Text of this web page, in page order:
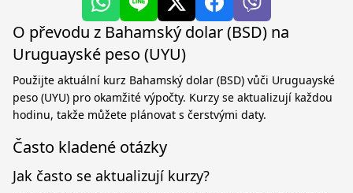
O převodu z Bahamský dolar (BSD) na
Uruguayské peso (UYU)
Použijte aktuální kurz Bahamský dolar (BSD) vůči Uruguayské
peso (UYU) pro okamžité výpočty. Kurzy se aktualizují každou
hodinu, takže můžete plánovat s čerstvými daty.
Často kladené otázky
Jak často se aktualizují kurzy?